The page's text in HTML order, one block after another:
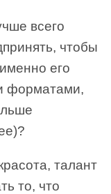
всего
чтобы
его
форматами,
талант
то, что